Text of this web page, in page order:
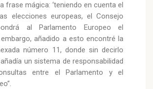
frase mágica: ‘teniendo en cuenta el
elecciones europeas, el Consejo
al Parlamento Europeo el
embargo, añadido a esto encontré la
número 11, donde sin decirlo
un sistema de responsabilidad
entre el Parlamento y el